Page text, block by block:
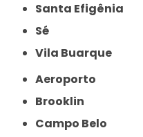
Santa Efigênia
Sé
Vila Buarque
Aeroporto
Brooklin
Campo Belo